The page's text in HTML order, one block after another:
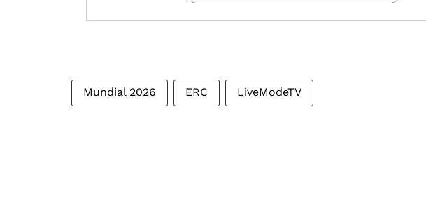
Mundial 2026 ERC LiveModeTV